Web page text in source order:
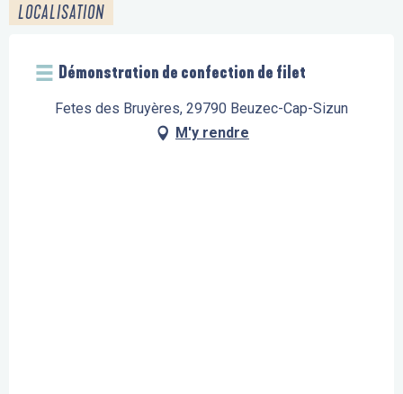
LOCALISATION
Démonstration de confection de filet
Fetes des Bruyères, 29790 Beuzec-Cap-Sizun
M'y rendre